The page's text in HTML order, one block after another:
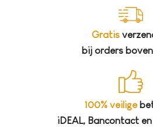
Gratis
bij orders
100% veilige
iDEAL, Bancontact